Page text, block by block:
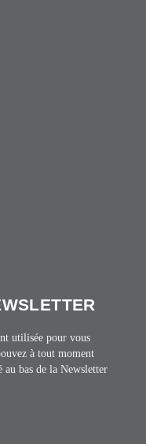
utilisée pour vous
à tout moment
bas de la Newsletter